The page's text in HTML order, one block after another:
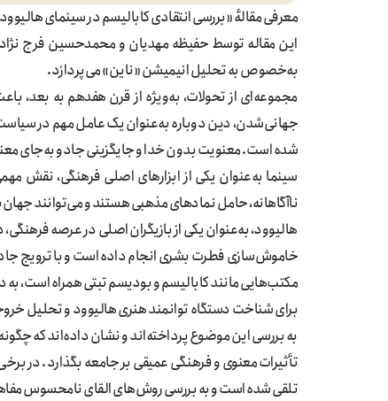
معرفی مقالهٔ «بررسی انتقادی کابالیسم در سینمای
این مقاله توسط حفیظه مهدیان و محمدحسین فرج
به‌خصوص به تحلیل انیمیشن «ناین» می‌پردازد.
مجموعه‌ای از تحولات، به‌ویژه از قرن هفدهم به بعد،
جهانی‌شدن، دین دوباره به‌عنوان یک عامل مهم در
شده است. معنویت بدون خدا و جایگزینی جادو به‌جای
سینما به‌عنوان یکی از ابزارهای اصلی فرهنگی، نقش
ناآگاهانه، حامل نمادهای مذهبی هستند و می‌توانند
هالیوود، به‌عنوان یکی از بازیگران اصلی در عرصه
خاموش‌سازی فطرت بشری انجام داده است و با ترویج
مکتب‌هایی مانند کابالیسم و بودیسم تبتی همراه است،
برای شناخت دستگاه توانمند هنری هالیوود و تحلیل
به بررسی این موضوع پرداخته‌اند و نشان داده‌اند که
تأثیرات معنوی و فرهنگی عمیقی بر جامعه بگذارد. در
تلقی شده است و به بررسی روش‌های القای نامحسوس